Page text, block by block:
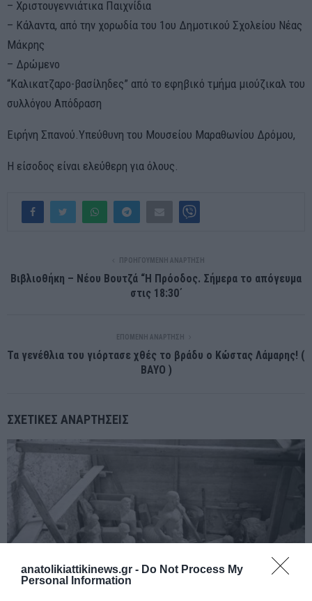
anatolikiattikinews.gr - Do Not Process My
Personal Information
– Χριστουγεννιάτικα Παιχνίδια
– Κάλαντα, από την χορωδία του 1ου Δημοτικού Σχολείου Νέας
Μάκρης
– Δρώμενο
“Καλικατζαρο-βασίληδες” από το εφηβικό τμήμα μιούζικαλ του
συλλόγου Απόδραση
Ειρήνη Σπανού.Υπεύθυνη του Μουσείου Μαραθωνίου Δρόμου,
Η είσοδος είναι ελεύθερη για όλους.
ΠΡΟΗΓΟΎΜΕΝΗ ΑΝΆΡΤΗΣΗ
Βιβλιοθήκη – Νέου Βουτζά “Η Πρόοδος. Σήμερα το απόγευμα
στις 18:30΄
ΕΠΌΜΕΝΗ ΑΝΆΡΤΗΣΗ
Τα γενέθλια του γιόρτασε χθές το βράδυ ο Κώστας Λάμαρης! (
BAYO )
ΣΧΕΤΙΚΈΣ ΑΝΑΡΤΉΣΕΙΣ